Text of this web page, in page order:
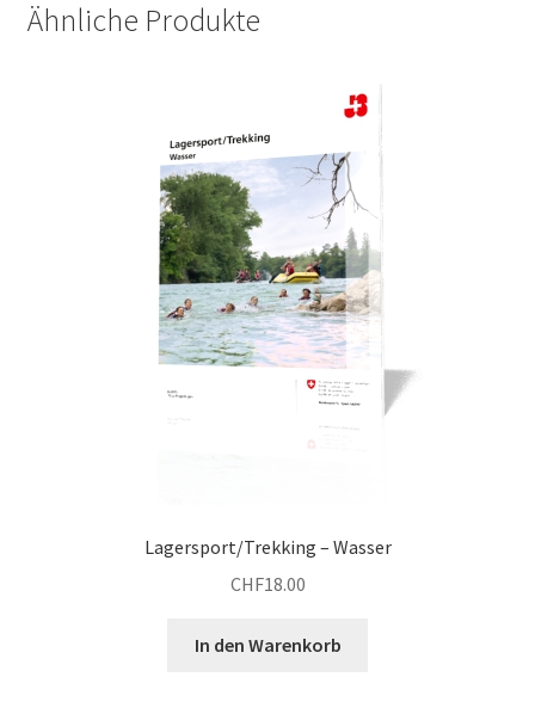
Ähnliche Produkte
Lagersport/Trekking – Wasser
CHF18.00
In den Warenkorb